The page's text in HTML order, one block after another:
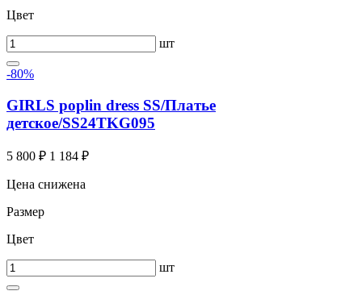
Цвет
шт
-80%
GIRLS poplin dress SS/Платье
детское/SS24TKG095
5 800 ₽ 1 184 ₽
Цена снижена
Размер
Цвет
шт